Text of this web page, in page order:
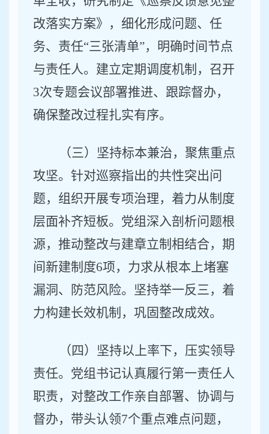
改落实方案》，细化形成问题、任
务、责任“三张清单”，明确时间节点
与责任人。建立定期调度机制，召开
3次专题会议部署推进、跟踪督办，
确保整改过程扎实有序。
（三）坚持标本兼治，聚焦重点
攻坚。 针对巡察指出的共性突出问
题，组织开展专项治理，着力从制度
层面补齐短板。党组深入剖析问题根
源，推动整改与建章立制相结合，期
间新建制度6项，力求从根本上堵塞
漏洞、防范风险。坚持举一反三，着
力构建长效机制，巩固整改成效。
（四）坚持以上率下，压实领导
责任。 党组书记认真履行第一责任人
职责，对整改工作亲自部署、协调与
督办，带头认领7个重点难点问题，